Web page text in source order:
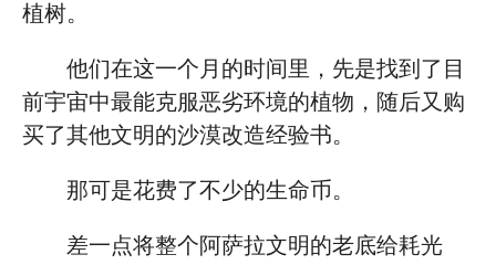
植树。
他们在这一个月的时间里，先是找到了目
前宇宙中最能克服恶劣环境的植物，随后又购
买了其他文明的沙漠改造经验书。
那可是花费了不少的生命币。
差一点将整个阿萨拉文明的老底给耗光